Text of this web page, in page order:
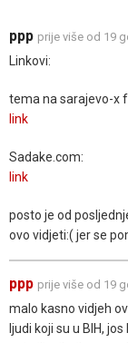
ppp prije više od 19
Linkovi:
tema na sarajevo-x
link
Sadake.com:
link
posto je od
ovo vidjeti:( jer se
ppp prije više od 19
malo kasno vidjeh
ljudi koji su u BIH,